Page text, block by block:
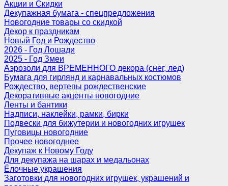
Акции и Скидки
Декупажная бумага - спецпредложения
Новогодние товары со скидкой
Декор к праздникам
Новый Год и Рождество
2026 - Год Лошади
2025 - Год Змеи
Аэрозоли для ВРЕМЕННОГО декора (снег, лед)
Бумага для гирлянд и карнавальных костюмов
Рождество, вертепы рождественские
Декоративные акценты новогодние
Ленты и бантики
Надписи, наклейки, рамки, бирки
Подвески для бижутерии и новогодних игрушек
Пуговицы новогодние
Прочее новогоднее
Декупаж к Новому Году
Для декупажа на шарах и медальонах
Ёлочные украшения
Заготовки для новогодних игрушек, украшений и